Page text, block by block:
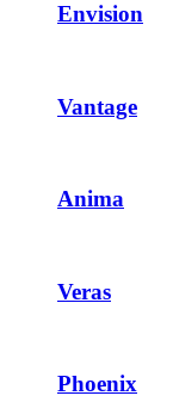
Envision
Vantage
Anima
Veras
Phoenix